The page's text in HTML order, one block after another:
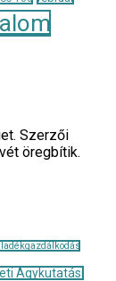
Szerzői
öregbítik.
Agykutatási